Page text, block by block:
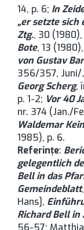
14, p. 6; In
„er setzte
Ztg., 30
Bote, 13
von Gustav
356/357, Juni/
Georg Scherg,
p. 1-2; Vor 40
nr. 374 (Jan./
Waldemar
1985), p. 6.
Referinţe:
gelegentlich
Bell in das
Gemeindeblatt
Hans],
Richard Bell in
56-57;